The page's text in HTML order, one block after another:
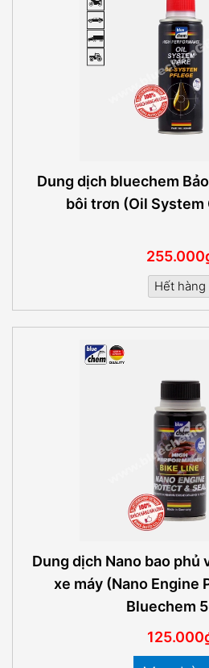
Dung dịch bluechem
bôi trơn (Oil System
Hết hàng
Dung dịch Nano bao phủ
xe máy (Nano Engine
Bluechem